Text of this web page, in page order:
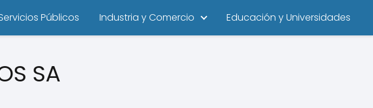
Públicos Industria y Comercio Educación y Universidades
SA